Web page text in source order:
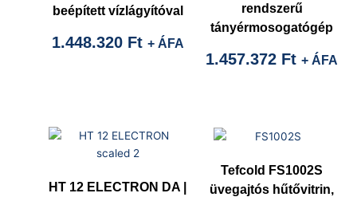
beépített vízlágyítóval
1.448.320 Ft + ÁFA
rendszerű
tányérmosogatógép
1.457.372 Ft + ÁFA
HT 12 ELECTRON DA |
Tefcold FS1002S
üvegajtós hűtővitrin,